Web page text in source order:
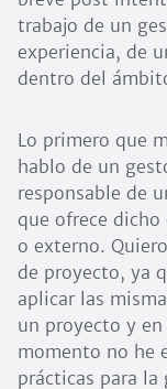
trabajo de un
experiencia, de
dentro del
Lo primero que
hablo de un
responsable de
que ofrece
o externo.
de proyecto, ya
aplicar las
un proyecto y
momento no he
prácticas para